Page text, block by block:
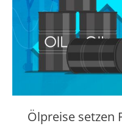
Ölpreise setzen